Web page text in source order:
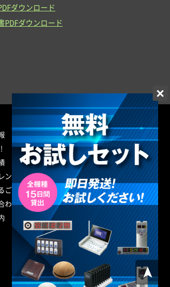
ダウンロード
PDFダウンロード
ンタル
ご質問
わせ
このサイトについて
特定取引表示
個人情報保護
サイトマップ
支払い方法
配送方法・送料
返品・キャンセル